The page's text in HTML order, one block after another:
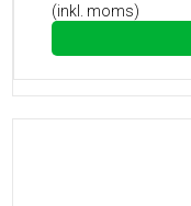
(inkl. moms)